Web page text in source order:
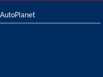
sedile passeggero
in profondità